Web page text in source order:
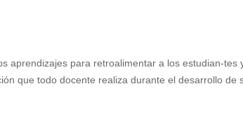
aprendizajes para retroalimentar a los estudian-tes
que todo docente realiza durante el desarrollo de